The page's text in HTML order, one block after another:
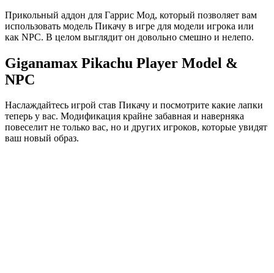
Прикольный аддон для Гаррис Мод, который позволяет вам
использовать модель Пикачу в игре для модели игрока или
как NPC. В целом выглядит он довольно смешно и нелепо.
Giganamax Pikachu Player Model &
NPC
Наслаждайтесь игрой став Пикачу и посмотрите какие лапки
теперь у вас. Модификация крайне забавная и наверняка
повеселит не только вас, но и других игроков, которые увидят
ваш новый образ.